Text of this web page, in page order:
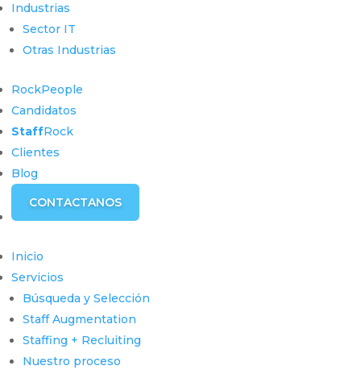
Industrias
Sector IT
Otras Industrias
RockPeople
Candidatos
StaffRock
Clientes
Blog
CONTACTANOS
Inicio
Servicios
Búsqueda y Selección
Staff Augmentation
Staffing + Recluiting
Nuestro proceso